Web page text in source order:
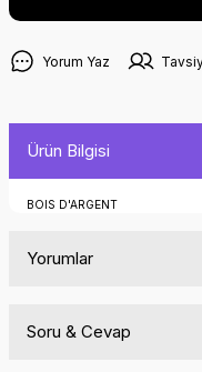
Yorum Yaz
Ürün Bilgisi
BOIS D'ARGENT
Yorumlar
Soru & Cevap